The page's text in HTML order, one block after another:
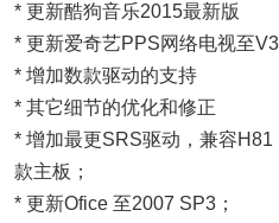
* 更新酷狗音乐2015最新版
* 更新爱奇艺PPS网络电视至
* 增加数款驱动的支持
* 其它细节的优化和修正
* 增加最更SRS驱动，兼容
款主板；
* 更新Ofice 至2007 SP3；